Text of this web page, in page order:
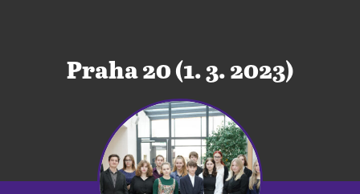
Praha 20 (1. 3. 2023)